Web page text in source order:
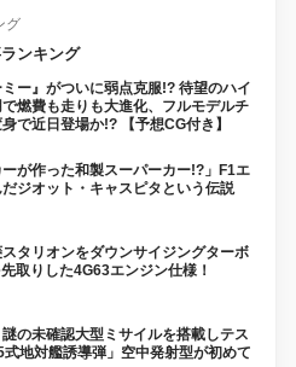
グ
ンキング
ミー』がついに弱点克服!? 待望のハイ
燃費も走りも大進化、フルモデルチ
で近日登場か!? 【予想CG付き】
ーが作った和製スーパーカー!?」F1エ
ジオット・キャスピタという伝説
スタリオンをダウンサイジングターボ
取りした4G63エンジン仕様！
の未確認大型ミサイルを搭載しテス
式地対艦誘導弾」空中発射型が初めて